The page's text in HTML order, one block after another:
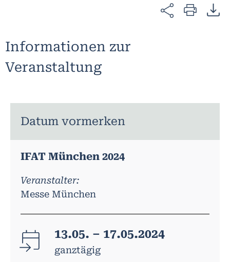
Informationen zur
Veranstaltung
Datum vormerken
IFAT München 2024
Veranstalter:
Messe München
13.05. – 17.05.2024
ganztägig